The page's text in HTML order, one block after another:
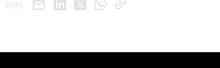
DEEL